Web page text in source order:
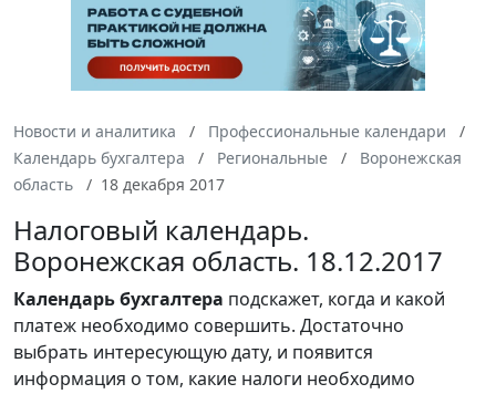
Новости и аналитика
Профессиональные календари
Календарь бухгалтера
Региональные
Воронежская
область
18 декабря 2017
Налоговый календарь.
Воронежская область. 18.12.2017
Календарьбухгалтера подскажет, когда и какой
платеж необходимо совершить. Достаточно
выбрать интересующую дату, и появится
информация о том, какие налоги необходимо